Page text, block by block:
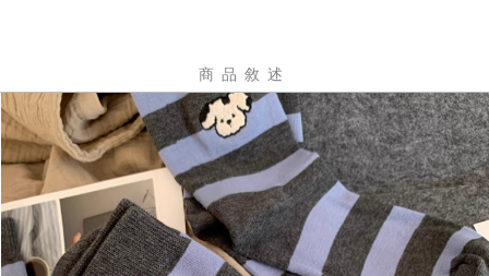
商品敘述